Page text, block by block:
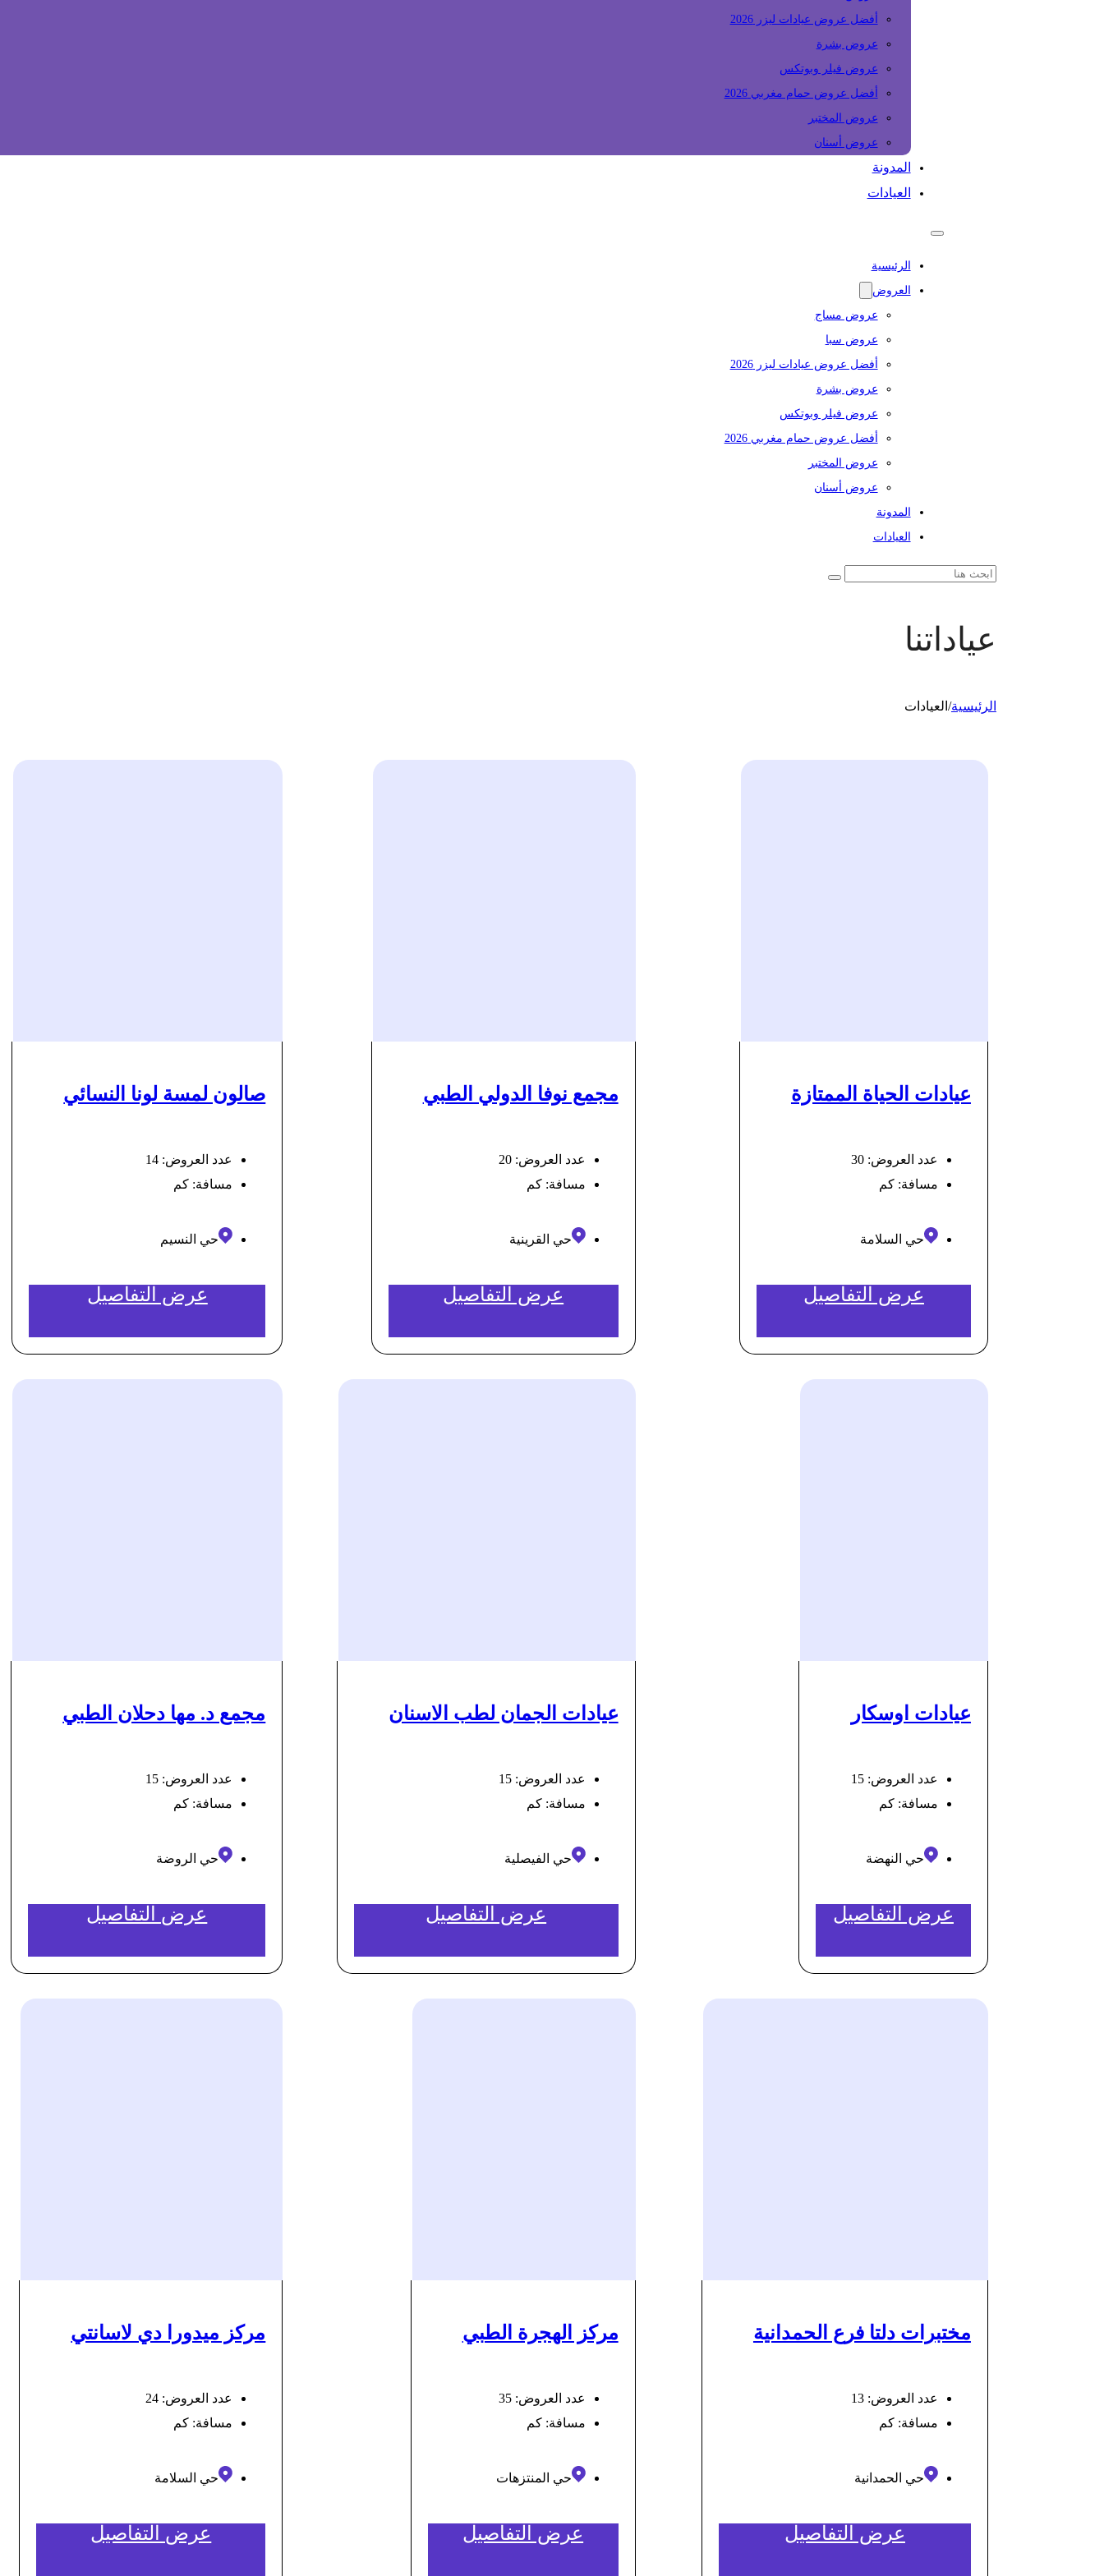
أفضل عروض عيادات ليزر 2026
عروض بشرة
عروض فيلر وبوتكس
أفضل عروض حمام مغربي 2026
عروض المختبر
عروض أسنان
المدونة
العيادات
الرئيسية
العروض
عروض مساج
عروض سبا
أفضل عروض عيادات ليزر 2026
عروض بشرة
عروض فيلر وبوتكس
أفضل عروض حمام مغربي 2026
عروض المختبر
عروض أسنان
المدونة
العيادات
عياداتنا
الرئيسية/ العيادات
عيادات الحياة الممتازة
عدد العروض: 30
مسافة:كم
حي السلامة
عرض التفاصيل
مجمع نوفا الدولي الطبي
عدد العروض: 20
مسافة:كم
حي القرينية
عرض التفاصيل
صالون لمسة لونا النسائي
عدد العروض: 14
مسافة: كم
حي النسيم
عرض التفاصيل
عيادات اوسكار
عدد العروض: 15
مسافة:كم
حي النهضة
عرض التفاصيل
عيادات الجمان لطب الاسنان
عدد العروض: 15
مسافة:كم
حي الفيصلية
عرض التفاصيل
مجمع د. مها دحلان الطبي
عدد العروض: 15
مسافة: كم
حي الروضة
عرض التفاصيل
مختبرات دلتا فرع الحمدانية
عدد العروض: 13
مسافة:كم
حي الحمدانية
عرض التفاصيل
مركز الهجرة الطبي
عدد العروض: 35
مسافة:كم
حي المنتزهات
عرض التفاصيل
مركز ميدورا دي لاسانتي
عدد العروض: 24
مسافة: كم
حي السلامة
عرض التفاصيل